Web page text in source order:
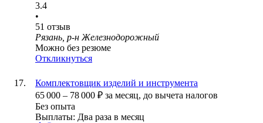
3.4
•
51 отзыв
Рязань, р-н Железнодорожный
Можно без резюме
Откликнуться
Комплектовщик изделий и инструмента
65 000 – 78 000 ₽ за месяц, до вычета налогов
Без опыта
Выплаты: Два раза в месяц